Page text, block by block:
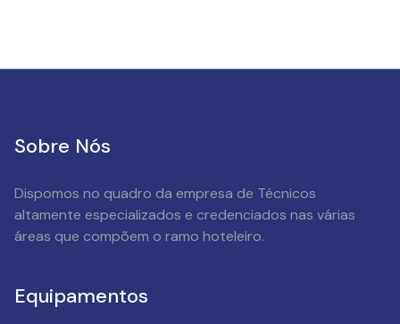
Sobre Nós
Dispomos no quadro da empresa de Técnicos
altamente especializados e credenciados nas várias
áreas que compõem o ramo hoteleiro.
Equipamentos